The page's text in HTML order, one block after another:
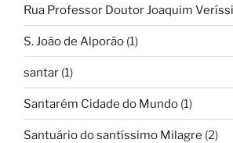
Rua Professor Doutor Joaquim
S. João de Alporão (1)
santar (1)
Santarém Cidade do Mundo (1)
Santuário do santíssimo Milagre (2)